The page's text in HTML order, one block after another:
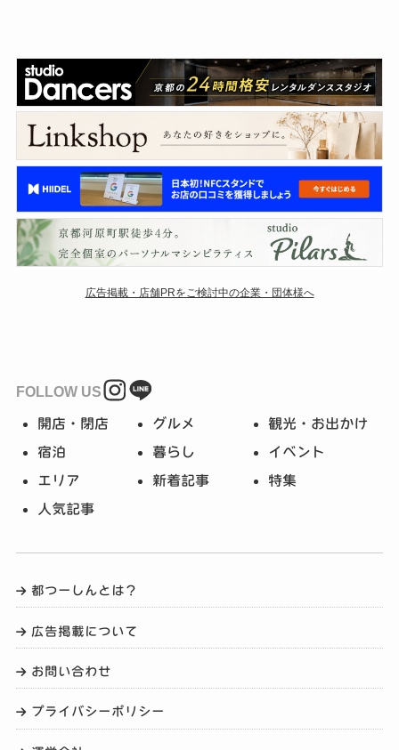
広告掲載・店舗PRをご検討中の企業・団体様へ
FOLLOW US
開店・閉店 グルメ 観光・お出かけ
宿泊 暮らし イベント
エリア 新着記事 特集
人気記事
都つーしんとは？
広告掲載について
お問い合わせ
プライバシーポリシー